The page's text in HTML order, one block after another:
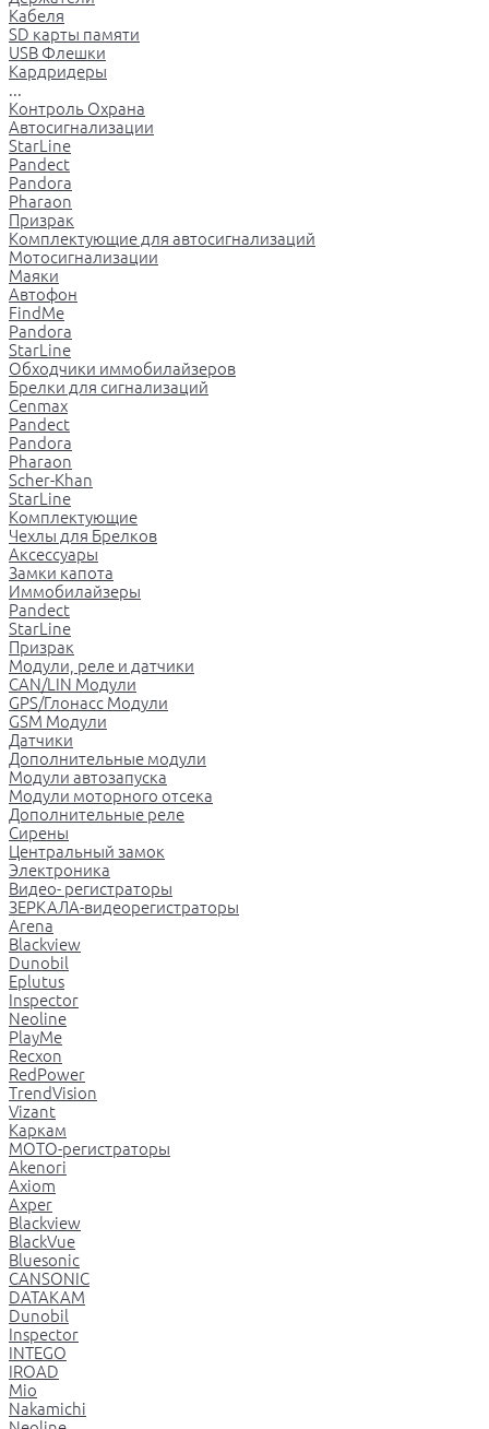
Кабеля
SD карты памяти
USB Флешки
Кардридеры
...
Контроль Охрана
Автосигнализации
StarLine
Pandect
Pandora
Pharaon
Призрак
Комплектующие для автосигнализаций
Мотосигнализации
Маяки
Автофон
FindMe
Pandora
StarLine
Обходчики иммобилайзеров
Брелки для сигнализаций
Cenmax
Pandect
Pandora
Pharaon
Scher-Khan
StarLine
Комплектующие
Чехлы для Брелков
Аксессуары
Замки капота
Иммобилайзеры
Pandect
StarLine
Призрак
Модули, реле и датчики
CAN/LIN Модули
GPS/Глонасс Модули
GSM Модули
Датчики
Дополнительные модули
Модули автозапуска
Модули моторного отсека
Дополнительные реле
Сирены
Центральный замок
Электроника
Видео- регистраторы
ЗЕРКАЛА-видеорегистраторы
Arena
Blackview
Dunobil
Eplutus
Inspector
Neoline
PlayMe
Recxon
RedPower
TrendVision
Vizant
Каркам
МОТО-регистраторы
Akenori
Axiom
Axper
Blackview
BlackVue
Bluesonic
CANSONIC
DATAKAM
Dunobil
Inspector
INTEGO
IROAD
Mio
Nakamichi